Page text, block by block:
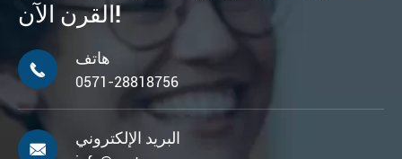
القرن الآن!

هاتف
0571-28818756

البريد الإلكتروني